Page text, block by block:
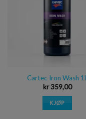
Cartec Iron Wash 1L
kr359,00
KJØP